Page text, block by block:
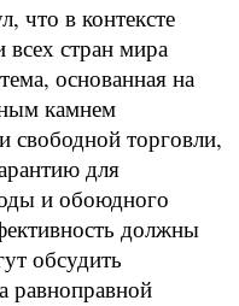
что в контексте
всех стран мира
основанная на
камнем
свободной торговли,
для
и обоюдного
должны
обсудить
равноправной